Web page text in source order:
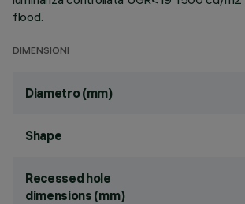
flood.
DIMENSIONI
Diametro (mm)
Shape
Recessed hole
dimensions (mm)